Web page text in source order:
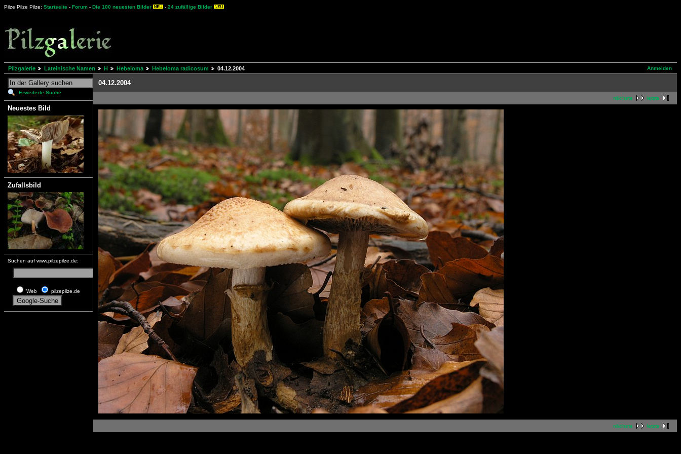
Pilze Pilze Pilze: Startseite - Forum - Die 100 neuesten Bilder - 24 zufällige Bilder
Anmelden
Pilzgalerie Lateinische Namen H Hebeloma Hebeloma radicosum 04.12.2004
Erweiterte Suche
Neuestes Bild
Zufallsbild
Suchen auf www.pilzepilze.de:
Web pilzepilze.de
04.12.2004
nächste letzte
nächste letzte